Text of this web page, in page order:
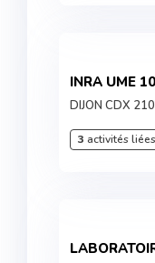
INRA UME
DIJON CDX
3 activités liées